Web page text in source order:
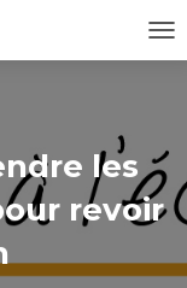
E
R
L
A
les
revoir